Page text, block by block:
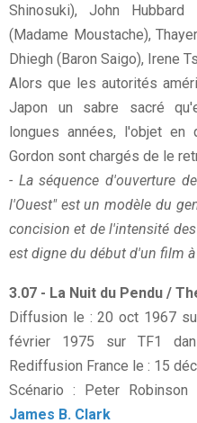
Shinosuki), John
(Madame Moustache),
Dhiegh (Baron Saigo), Irene
Alors que les autorités
Japon un sabre sacré
longues années, l'objet
Gordon sont chargés de le
- La séquence d'ouverture
l'Ouest" est un modèle du
concision et de l'intensité
est digne du début d'un film
3.07 - La Nuit du Pendu /
Diffusion le : 20 oct 1967
février 1975 sur TF1
Rediffusion France le : 15
Scénario : Peter
James B. Clark